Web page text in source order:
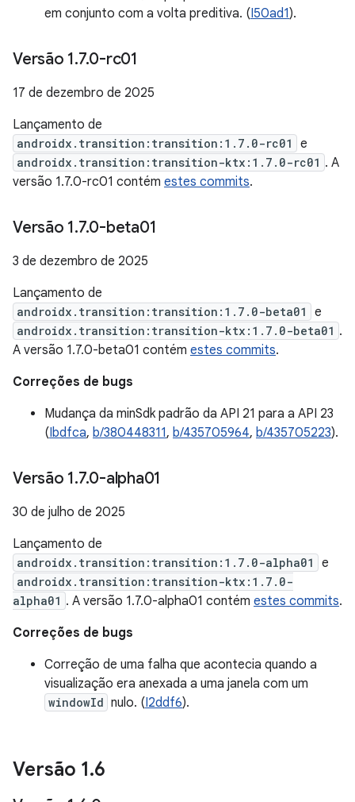
em conjunto com a volta preditiva. (I50ad1).
Versão 1.7.0-rc01
17 de dezembro de 2025
Lançamento de
androidx.transition:transition:1.7.0-rc01 e
androidx.transition:transition-ktx:1.7.0-rc01 . A
versão 1.7.0-rc01 contém estes commits.
Versão 1.7.0-beta01
3 de dezembro de 2025
Lançamento de
androidx.transition:transition:1.7.0-beta01 e
androidx.transition:transition-ktx:1.7.0-beta01 .
A versão 1.7.0-beta01 contém estes commits.
Correções de bugs
Mudança da minSdk padrão da API 21 para a API 23
(Ibdfca, b/380448311, b/435705964, b/435705223).
Versão 1.7.0-alpha01
30 de julho de 2025
Lançamento de
androidx.transition:transition:1.7.0-alpha01 e
androidx.transition:transition-ktx:1.7.0-
alpha01 . A versão 1.7.0-alpha01 contém estes commits.
Correções de bugs
Correção de uma falha que acontecia quando a
visualização era anexada a uma janela com um
windowId nulo. (I2ddf6).
Versão 1.6